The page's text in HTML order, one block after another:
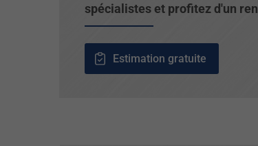
spécialistes et profitez d'un
Estimation gratuite